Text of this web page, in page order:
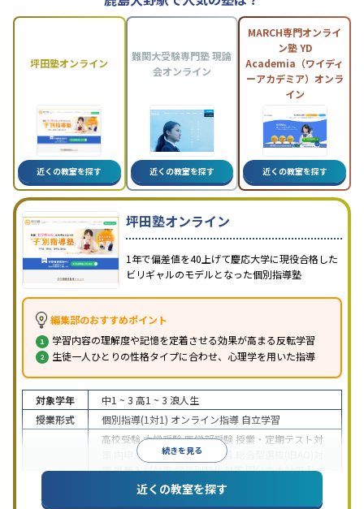
坪田塾オンライン
近くの教室を探す
難関大受験専門塾 現論
会オンライン
近くの教室を探す
MARCH専門オンライ
ン塾 YD
Academia（ワイディ
ーアカデミア）オンラ
イン
近くの教室を探す
坪田塾オンライン
1年で偏差値を40上げて慶応大学に現役合格した
ビリギャルのモデルとなった個別指導塾
編集部のおすすめポイント
学習内容の理解度や記憶を定着させる効果が高まる反転学習
生徒一人ひとりの性格タイプに合わせ、心理学を用いた指導
続きを見る
対象学年 中1 ~ 3 高1 ~ 3 浪人生
授業形式
個別指導(1対1) オンライン指導 自立学習
高校受験大学受験医学部受験 授業・定期テスト対
内申点対策学習習慣の定着
策推薦入試対策学校別特化対策国公立大対策私大
共通テスト対策英検(英語検定)対策
その
近くの教室を探す